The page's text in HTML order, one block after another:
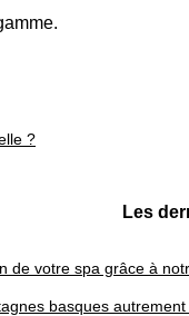
?
Les
de votre spa grâce à
basques